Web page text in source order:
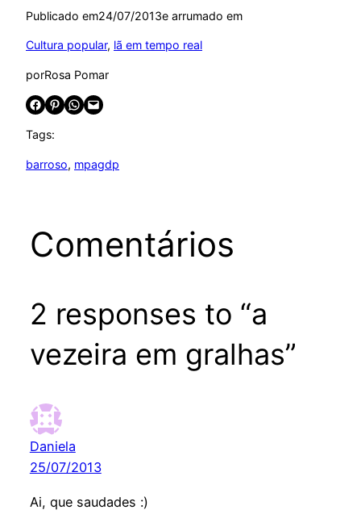
Publicado em24/07/2013e arrumado em
Cultura popular, lã em tempo real
porRosa Pomar
Share on Facebook Share on Pinterest Share on WhatsApp Email this Page
Tags:
barroso, mpagdp
Comentários
2 responses to “a
vezeira em gralhas”
Daniela
25/07/2013
Ai, que saudades :)